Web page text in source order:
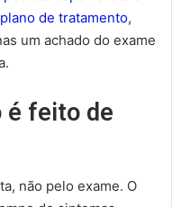
de tratamento,
um achado do exame
é feito de
não pelo exame. O